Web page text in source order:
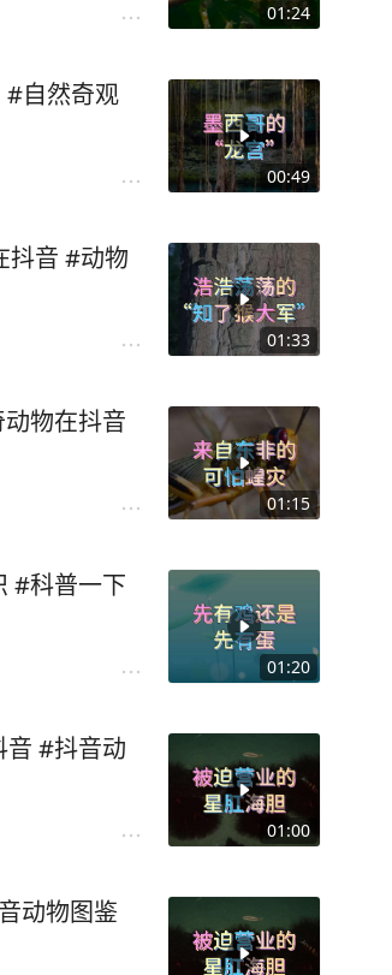
01:24
00:49
#自然奇观
01:33
音 #动物
01:15
物在抖音
01:20
#科普一下
01:00
音 #抖音动
动物图鉴